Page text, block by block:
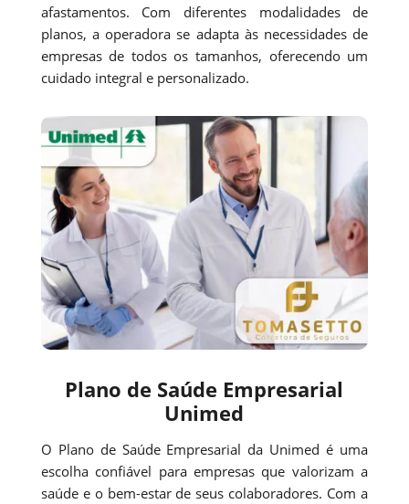
afastamentos. Com diferentes modalidades de
planos, a operadora se adapta às necessidades de
empresas de todos os tamanhos, oferecendo um
cuidado integral e personalizado.
Plano de Saúde Empresarial
Unimed
O Plano de Saúde Empresarial da Unimed é uma
escolha confiável para empresas que valorizam a
saúde e o bem-estar de seus colaboradores. Com a